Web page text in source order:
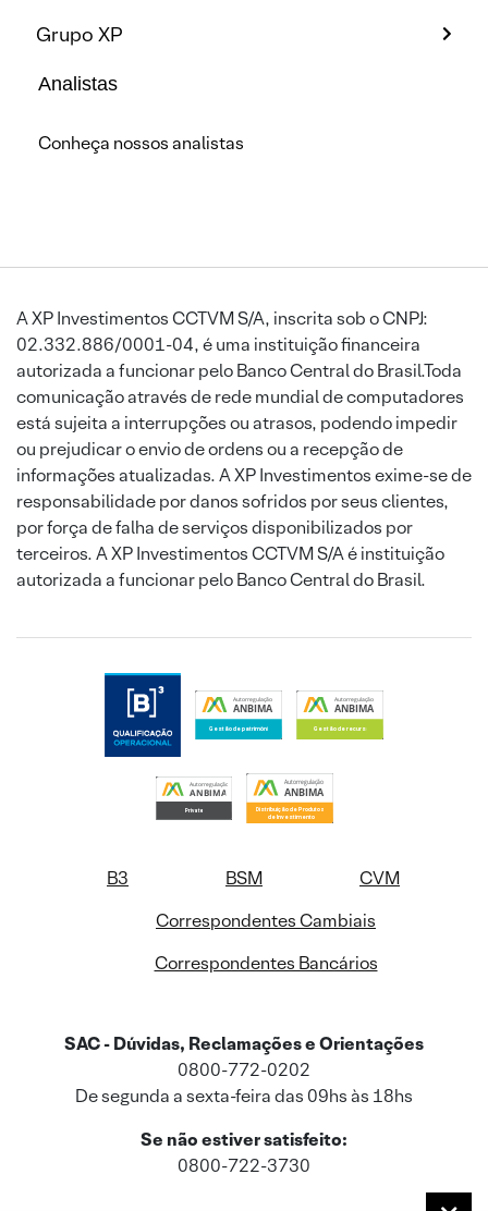
Grupo XP
Analistas
Conheça nossos analistas
A XP Investimentos CCTVM S/A, inscrita sob o CNPJ:
02.332.886/0001-04, é uma instituição financeira
autorizada a funcionar pelo Banco Central do Brasil.Toda
comunicação através de rede mundial de computadores
está sujeita a interrupções ou atrasos, podendo impedir
ou prejudicar o envio de ordens ou a recepção de
informações atualizadas. A XP Investimentos exime-se de
responsabilidade por danos sofridos por seus clientes,
por força de falha de serviços disponibilizados por
terceiros. A XP Investimentos CCTVM S/A é instituição
autorizada a funcionar pelo Banco Central do Brasil.
B3 BSM
CVM
Correspondentes Cambiais
Correspondentes Bancários
SAC - Dúvidas, Reclamações e Orientações
0800-772-0202
De segunda a sexta-feira das 09hs às 18hs
Se não estiver satisfeito:
0800-722-3730